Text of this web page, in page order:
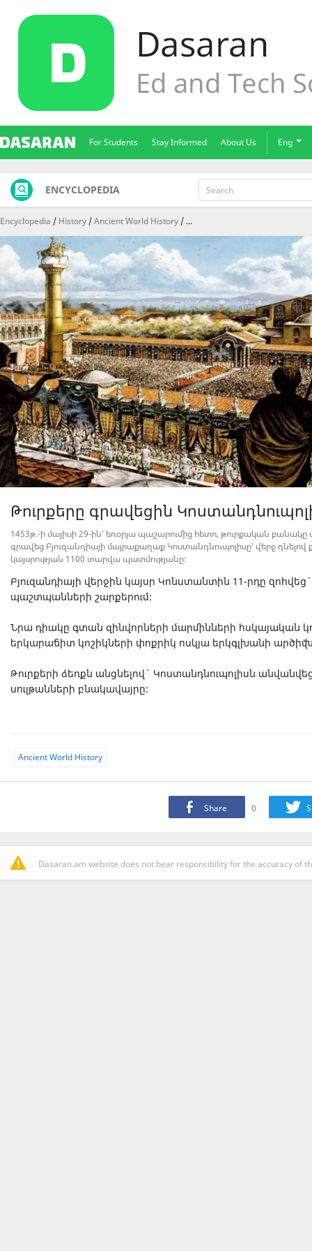
For Students Stay Informed About Us Eng
ENCYCLOPEDIA
Encyclopedia History Ancient World History ...
Թուրքերը գրավեցին
1453թ.-ի մայիսի 29-ին՝ եռօրյա պաշարումից հետո, թուրքական բանակը
գրավեց Բյուզանդիայի մայրաքաղաք Կոստանդնուպոլիսը՝ վերջ
կայսրության 1100 տարվա պատմությանը:
Բյուզանդիայի վերջին կայսր Կոնստանտին 11-րդը
պաշտպանների շարքերում:
Նրա դիակը գտան զինվորների մարմինների հսկայական
երկարաճիտ կոշիկների փոքրիկ ոսկյա երկգլխանի
Թուրքերի ձեռքն անցնելով` Կոստանդնուպոլիսն
սուլթանների բնակավայրը:
Ancient World History
Share 0
Dasaran.am website does not bear responsibility for the accuracy of